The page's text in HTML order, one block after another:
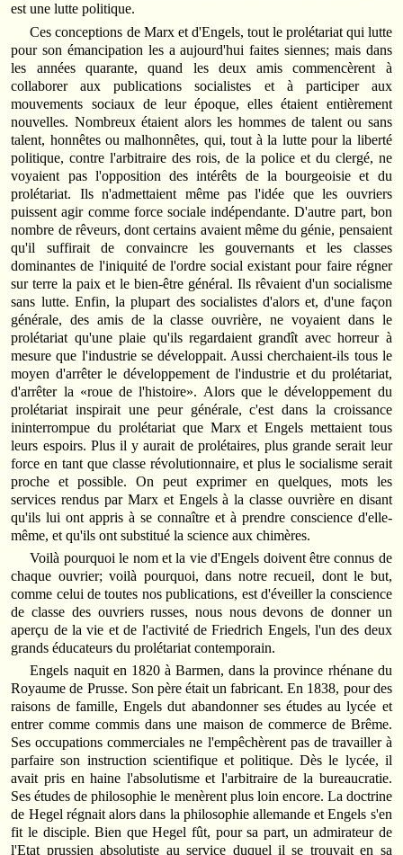
est une lutte politique.
Ces conceptions de Marx et d'Engels, tout le prolétariat qui lutte
pour son émancipation les a aujourd'hui faites siennes; mais dans
les années quarante, quand les deux amis commencèrent à
collaborer aux publications socialistes et à participer aux
mouvements sociaux de leur époque, elles étaient entièrement
nouvelles. Nombreux étaient alors les hommes de talent ou sans
talent, honnêtes ou malhonnêtes, qui, tout à la lutte pour la liberté
politique, contre l'arbitraire des rois, de la police et du clergé, ne
voyaient pas l'opposition des intérêts de la bourgeoisie et du
prolétariat. Ils n'admettaient même pas l'idée que les ouvriers
puissent agir comme force sociale indépendante. D'autre part, bon
nombre de rêveurs, dont certains avaient même du génie, pensaient
qu'il suffirait de convaincre les gouvernants et les classes
dominantes de l'iniquité de l'ordre social existant pour faire régner
sur terre la paix et le bien-être général. Ils rêvaient d'un socialisme
sans lutte. Enfin, la plupart des socialistes d'alors et, d'une façon
générale, des amis de la classe ouvrière, ne voyaient dans le
prolétariat qu'une plaie qu'ils regardaient grandît avec horreur à
mesure que l'industrie se développait. Aussi cherchaient-ils tous le
moyen d'arrêter le développement de l'industrie et du prolétariat,
d'arrêter la «roue de l'histoire». Alors que le développement du
prolétariat inspirait une peur générale, c'est dans la croissance
ininterrompue du prolétariat que Marx et Engels mettaient tous
leurs espoirs. Plus il y aurait de prolétaires, plus grande serait leur
force en tant que classe révolutionnaire, et plus le socialisme serait
proche et possible. On peut exprimer en quelques, mots les
services rendus par Marx et Engels à la classe ouvrière en disant
qu'ils lui ont appris à se connaître et à prendre conscience d'elle-
même, et qu'ils ont substitué la science aux chimères.
Voilà pourquoi le nom et la vie d'Engels doivent être connus de
chaque ouvrier; voilà pourquoi, dans notre recueil, dont le but,
comme celui de toutes nos publications, est d'éveiller la conscience
de classe des ouvriers russes, nous nous devons de donner un
aperçu de la vie et de l'activité de Friedrich Engels, l'un des deux
grands éducateurs du prolétariat contemporain.
Engels naquit en 1820 à Barmen, dans la province rhénane du
Royaume de Prusse. Son père était un fabricant. En 1838, pour des
raisons de famille, Engels dut abandonner ses études au lycée et
entrer comme commis dans une maison de commerce de Brême.
Ses occupations commerciales ne l'empêchèrent pas de travailler à
parfaire son instruction scientifique et politique. Dès le lycée, il
avait pris en haine l'absolutisme et l'arbitraire de la bureaucratie.
Ses études de philosophie le menèrent plus loin encore. La doctrine
de Hegel régnait alors dans la philosophie allemande et Engels s'en
fit le disciple. Bien que Hegel fût, pour sa part, un admirateur de
l'Etat prussien absolutiste au service duquel il se trouvait en sa